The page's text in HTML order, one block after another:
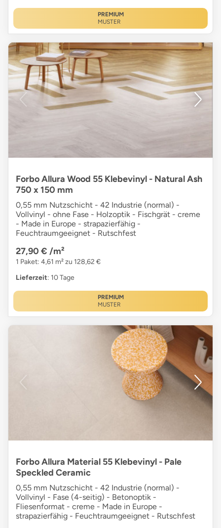
PREMIUM
MUSTER
Forbo Allura Wood 55 Klebevinyl - Natural Ash
750 x 150 mm
0,55 mm Nutzschicht - 42 Industrie (normal) -
Vollvinyl - ohne Fase - Holzoptik - Fischgrät - creme
- Made in Europe - strapazierfähig -
Feuchtraumgeeignet - Rutschfest
27,90 € /m²
1 Paket: 4,61 m² zu 128,62 €
Lieferzeit: 10 Tage
PREMIUM
MUSTER
Forbo Allura Material 55 Klebevinyl - Pale
Speckled Ceramic
0,55 mm Nutzschicht - 42 Industrie (normal) -
Vollvinyl - Fase (4-seitig) - Betonoptik -
Fliesenformat - creme - Made in Europe -
strapazierfähig - Feuchtraumgeeignet - Rutschfest